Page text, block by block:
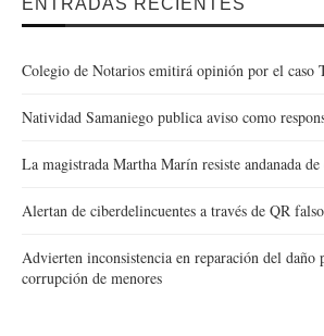
Colegio de Notarios emitirá opinión por el caso
Natividad Samaniego publica aviso como
La magistrada Martha Marín resiste andanada de
Alertan de ciberdelincuentes a través de QR
Advierten inconsistencia en reparación del daño
corrupción de menores